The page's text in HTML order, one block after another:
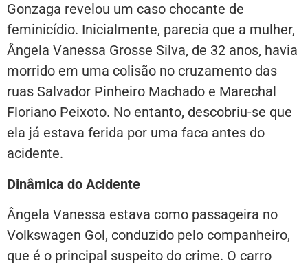
Gonzaga revelou um caso chocante de
feminicídio. Inicialmente, parecia que a mulher,
Ângela Vanessa Grosse Silva, de 32 anos, havia
morrido em uma colisão no cruzamento das
ruas Salvador Pinheiro Machado e Marechal
Floriano Peixoto. No entanto, descobriu-se que
ela já estava ferida por uma faca antes do
acidente.
Dinâmica do Acidente
Ângela Vanessa estava como passageira no
Volkswagen Gol, conduzido pelo companheiro,
que é o principal suspeito do crime. O carro